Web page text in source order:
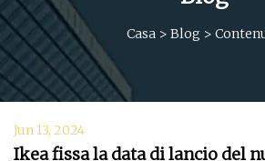
Casa > Blog >
Jun 13, 2024
Ikea fissa la data di lancio del